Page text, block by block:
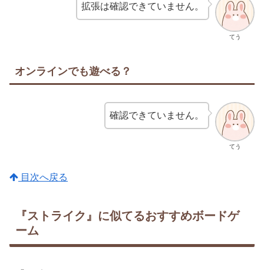
てう
拡張は確認できていません。
オンラインでも遊べる？
てう
確認できていません。
目次へ戻る
『ストライク』に似てるおすすめボードゲ
ーム